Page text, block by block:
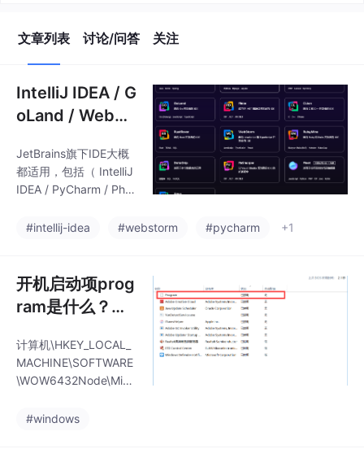
文章列表 讨论/问答 关注
IntelliJ IDEA / G
oLand / WebSt
右下角显示git分
支
JetBrains旗下IDE大概
都适用，包括（ IntelliJ
IDEA / PyCharm / Php
r / Clion / RustRover /
r / Fleet / Aqua ）。新
环境安装GoLand后，
编辑窗口右下角的git分
一下解决方案。
#intellij-idea #webstorm #pycharm +1
开机启动项prog
ram是什么？Wi
器开机启动项出
现无效项目Prog
计算机\HKEY_LOCAL_
MACHINE\SOFTWARE
\WOW6432Node\Micr
tVersion\Run。所以问
#windows